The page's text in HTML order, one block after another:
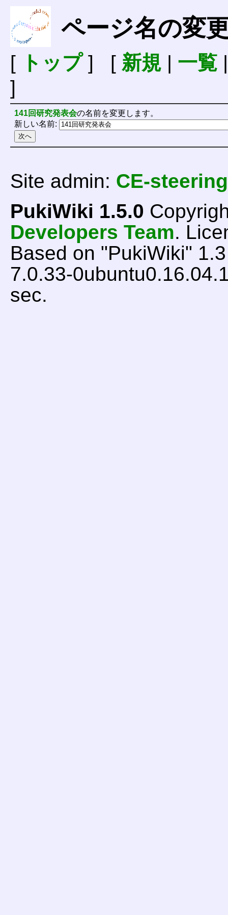
ページ名の変
[ トップ] [ 新規| 一覧
]
141回研究発表会の名前を変更します。
新しい名前:
Site admin: CE-steering
PukiWiki 1.5.0
Developers Team.
Based on "PukiWiki"
7.0.33-
sec.